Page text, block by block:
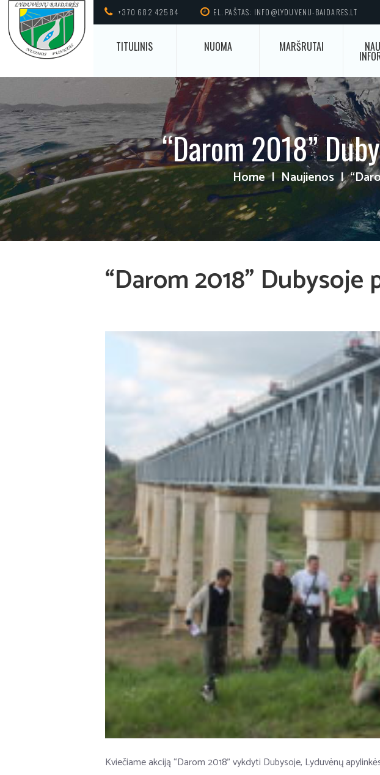
+370 682 42584 EL. PAŠTAS: INFO@LYDUVENU-BAIDARES.LT
TITULINIS NUOMA MARŠRUTAI
“Darom 2018”
Home Naujienos
“Darom 2018”
Kviečiame akciją “Darom 2018” vykdyti Dubysoje, Lyduvėnų